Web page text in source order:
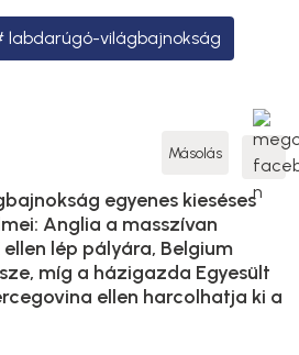
labdarúgó-világbajnokság
Másolás
egyenes kieséses
Anglia a masszívan
lép pályára, Belgium
míg a házigazda Egyesült
ellen harcolhatja ki a